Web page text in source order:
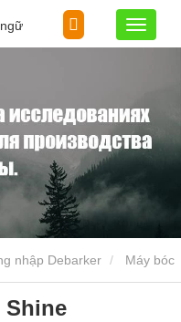
nhập Debarker
Shine